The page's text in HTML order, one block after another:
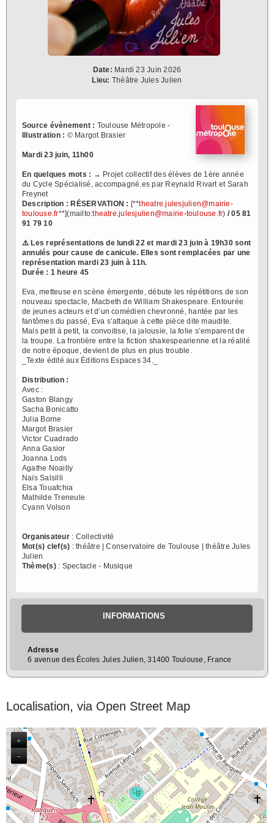
Date: Mardi 23 Juin 2026
Lieu: Théâtre Jules Julien
Source évènement : Toulouse Métropole -
Illustration : © Margot Brasier
Mardi 23 juin, 11h00
En quelques mots : → Projet collectif des élèves de 1ère année
du Cycle Spécialisé, accompagné.es par Reynald Rivart et Sarah
Freynet
Description : RÉSERVATION : [**theatre.julesjulien@mairie-
toulouse.fr**](mailto:theatre.julesjulien@mairie-toulouse.fr) / 05 81
91 79 10
⚠️ Les représentations de lundi 22 et mardi 23 juin à 19h30 sont
annulés pour cause de canicule. Elles sont remplacées par une
représentation mardi 23 juin à 11h.
Durée : 1 heure 45
Eva, metteuse en scène émergente, débute les répétitions de son
nouveau spectacle, Macbeth de William Shakespeare. Entourée
de jeunes acteurs et d’un comédien chevronné, hantée par les
fantômes du passé, Eva s’attaque à cette pièce dite maudite.
Mais petit à petit, la convoitise, la jalousie, la folie s’emparent de
la troupe. La frontière entre la fiction shakespearienne et la réalité
de notre époque, devient de plus en plus trouble.
_Texte édité aux Éditions Espaces 34._
Distribution :
Avec :
Gaston Blangy
Sacha Bonicatto
Julia Borne
Margot Brasier
Victor Cuadrado
Anna Gasior
Joanna Lods
Agathe Noailly
Naïs Salsilli
Elsa Touafchia
Mathilde Treneule
Cyann Volson
Organisateur: Collectivité
Mot(s) clef(s) : théâtre | Conservatoire de Toulouse | théâtre Jules
Julien
Thème(s): Spectacle - Musique
INFORMATIONS
Adresse
6 avenue des Écoles Jules Julien, 31400 Toulouse, France
Localisation, via Open Street Map
+
−